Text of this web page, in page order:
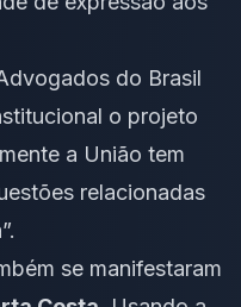
do Brasil
o projeto
a União tem
relacionadas
se manifestaram